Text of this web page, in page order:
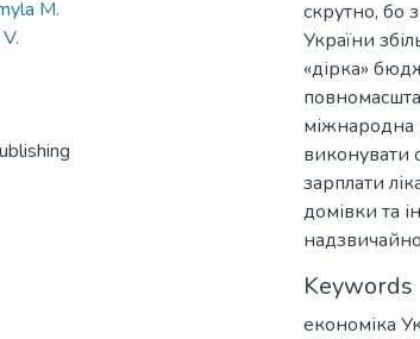
M.
скрутно, бо
України
«дірка»
міжнародна
виконувати
зарплати
домівки та
Keywords
економіка